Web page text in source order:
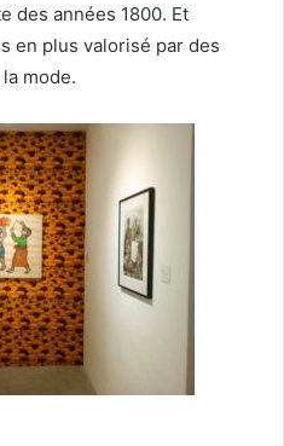
des années 1800. Et
en plus valorisé par des
mode.